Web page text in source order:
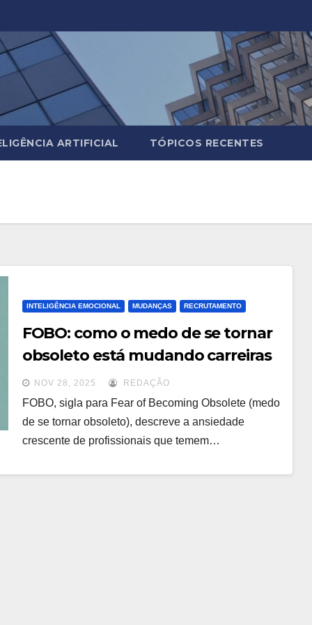
ARTIFICIAL TÓPICOS RECENTES
INTELIGÊNCIA EMOCIONAL MUDANÇAS RECRUTAMENTO
FOBO: como o medo de se tornar
obsoleto está mudando carreiras
e recrutamento
NOV 28, 2025 REDAÇÃO
FOBO, sigla para Fear of Becoming Obsolete (medo
de se tornar obsoleto), descreve a ansiedade
crescente de profissionais que temem…